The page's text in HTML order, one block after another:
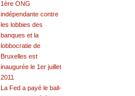
1ère ONG
indépendante contre
les lobbies des
banques et la
lobbocratie de
Bruxelles est
inaugurée le 1er juillet
2011
La Fed a payé le bail-